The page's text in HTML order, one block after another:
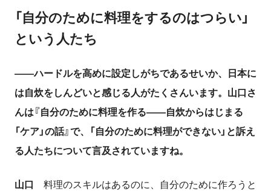
「自分のために料理をするのはつらい」
という人たち
――ハードルを高めに設定しがちであるせいか、
日本に
は自炊をしんどいと感じる 人がたくさんいます。 山口さ
んは『自分のために料理を作る――自炊からはじまる
「ケア」の話』で、「自分のために料理ができない」と訴え
る人たちについて言及されていますね。
山口
料理のスキルはあるのに、自分のために作ろうと